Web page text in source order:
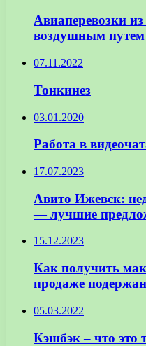
Авиаперевозки
воздушным путем
07.11.2022
Тонкинез
03.01.2020
Работа в
17.07.2023
Авито Ижевск:
— лучшие
15.12.2023
Как получить
продаже
05.03.2022
Кэшбэк – что это